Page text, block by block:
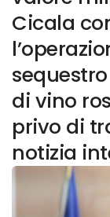
Cicala
di vino
privo di
notizia